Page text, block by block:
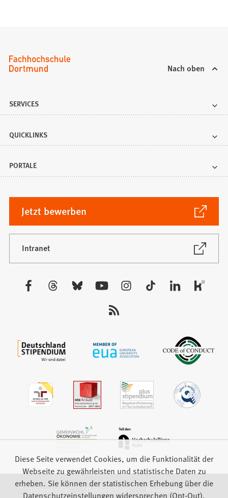
Nach oben
SERVICES
QUICKLINKS
PORTALE
Jetzt bewerben
(Öffnet
in
einem
neuen
Tab)
Intranet
(Öffnet
neuen
Besuchen
Impressum Datenschutz Barrierefreiheit
Diese Seite verwendet Cookies, um die Funktionalität der
Webseite zu gewährleisten und statistische Daten zu
erheben. Sie können der statistischen Erhebung über die
Datenschutzeinstellungen widersprechen (Opt-Out).